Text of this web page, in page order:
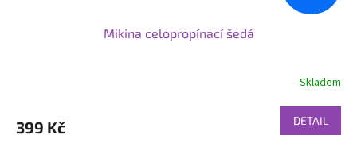
Mikina celopropínací šedá
Skladem
399 Kč DETAIL